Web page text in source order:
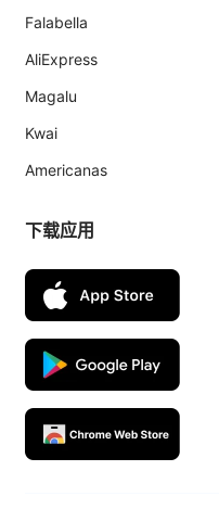
Falabella
AliExpress
Magalu
Kwai
Americanas
下载应用